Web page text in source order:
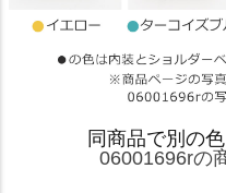
同商品で別の
06001696rの